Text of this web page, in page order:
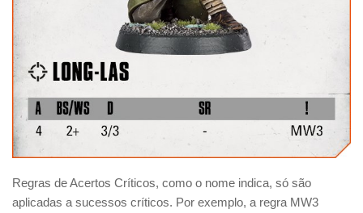
Regras de Acertos Críticos, como o nome indica, só são
aplicadas a sucessos críticos. Por exemplo, a regra MW3